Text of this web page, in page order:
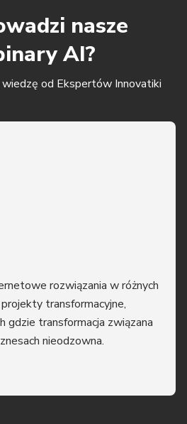
nasze
AI?
od Ekspertów Innovatiki
rozwiązania w różnych
transformacyjne,
gdzie transformacja związana
nieodzowna.